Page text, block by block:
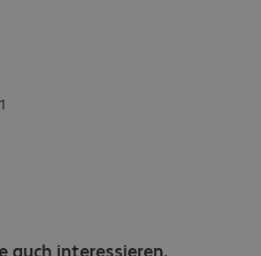
auch interessieren.